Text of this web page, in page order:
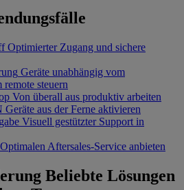
Optimierter Zugang und sichere
Geräte unabhängig vom
remote steuern
Von überall aus produktiv arbeiten
Geräte aus der Ferne aktivieren
Visuell gestützter Support in
Optimalen Aftersales-Service anbieten
Beliebte Lösungen